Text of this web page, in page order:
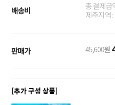
배송비
총 결제금
제주지역
판매가 45,600원
[추가 구성 상품]